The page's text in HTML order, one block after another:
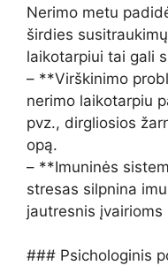
Nerimo metu
širdies
laikotarpiui tai gali
– **Virškinimo
nerimo laikotarpiu
pvz., dirgliosios
opą.
– **Imuninės
stresas silpnina
jautresnis įvairioms
### Psichologinis